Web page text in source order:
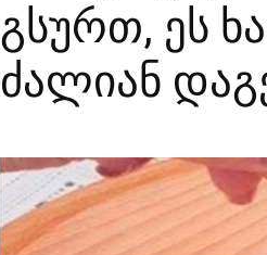
გსურთ, ეს
ძალიან